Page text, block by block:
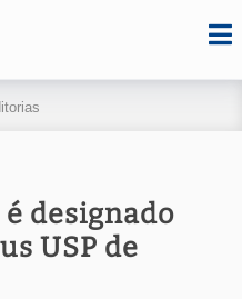
é designado
USP de